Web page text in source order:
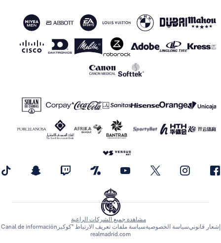
مشاهدة جميع الشركات الراعية
الخصوصيةسياسة ملفات تعريف الارتباط "كوكيز Canal de información
realmadrid.com